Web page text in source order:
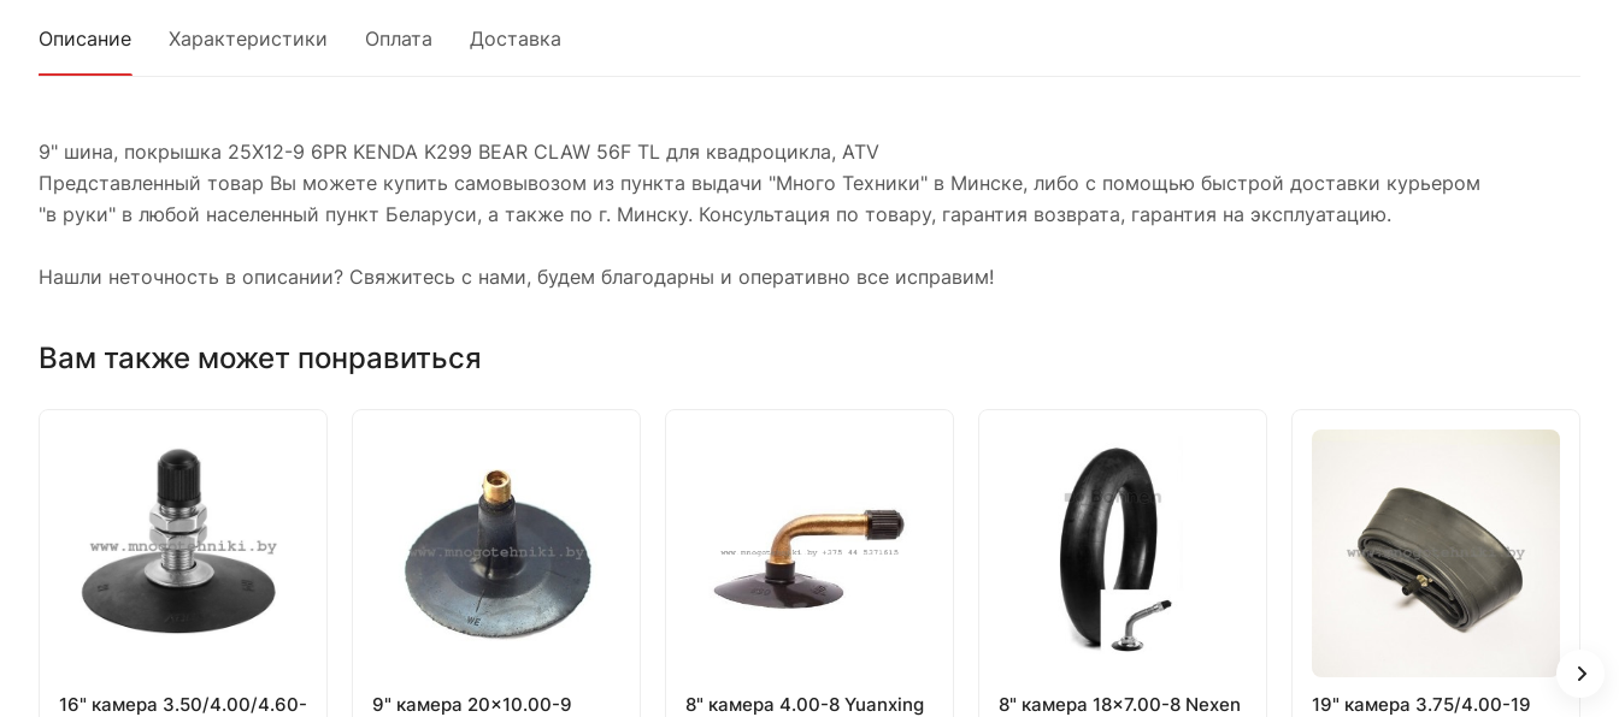
Описание Характеристики Оплата Доставка
9" шина, покрышка 25X12-9 6PR KENDA K299 BEAR CLAW 56F TL для квадроцикла, ATV
Представленный товар Вы можете купить самовывозом из пункта выдачи "Много Техники" в Минске, либо с помощью быстрой доставки курьером
"в руки" в любой населенный пункт Беларуси, а также по г. Минску. Консультация по товару, гарантия возврата, гарантия на эксплуатацию.
Нашли неточность в описании? Свяжитесь с нами, будем благодарны и оперативно все исправим!
Вам также может понравиться
16" камера 3.50/4.00/4.60-
9" камера 20x10.00-9
8" камера 4.00-8 Yuanxing
8" камера 18x7.00-8 Nexen
19" камера 3.75/4.00-19